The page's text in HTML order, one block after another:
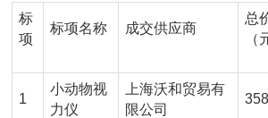
标
项
标项名称 成交供应商
总
（
1
小动物视
力仪
上海沃和贸易有
限公司